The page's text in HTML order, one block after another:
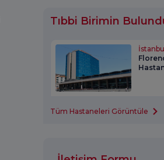
Tıbbi Birimin
İstanbul
Tüm Hastaneleri Görüntüle